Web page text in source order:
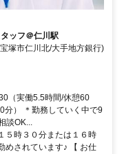
ッフ＠仁川駅
塚市仁川北/大手地方銀行)
（実働5.5時間/休憩60
分） ＊勤務していく中で9
談OK...
５時３０分または１６時
めされています♪ 【 お仕